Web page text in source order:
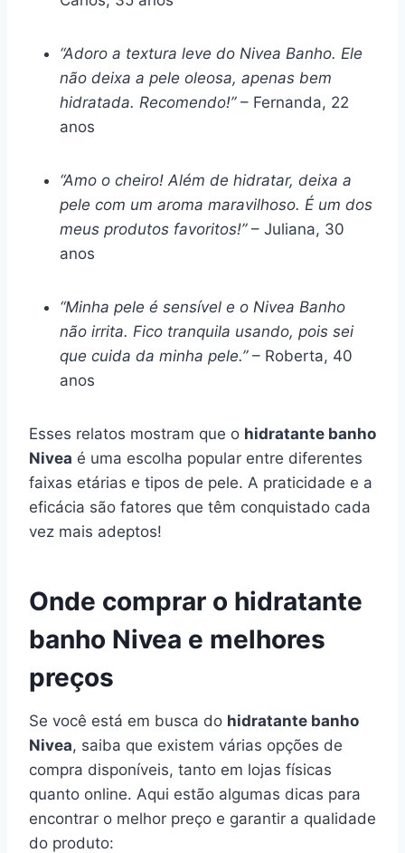
“Adoro a textura leve do Nivea Banho. Ele
não deixa a pele oleosa, apenas bem
hidratada. Recomendo!”– Fernanda, 22
anos
“Amo o cheiro! Além de hidratar, deixa a
pele com um aroma maravilhoso. É um dos
meus produtos favoritos!”– Juliana, 30
anos
“Minha pele é sensível e o Nivea Banho
não irrita. Fico tranquila usando, pois sei
que cuida da minha pele.” – Roberta, 40
anos
Esses relatos mostram que o hidratante banho
Nivea é uma escolha popular entre diferentes
faixas etárias e tipos de pele. A praticidade e a
eficácia são fatores que têm conquistado cada
vez mais adeptos!
Onde comprar o hidratante
banho Nivea e melhores
preços
Se você está em busca do hidratante banho
Nivea, saiba que existem várias opções de
compra disponíveis, tanto em lojas físicas
quanto online. Aqui estão algumas dicas para
encontrar o melhor preço e garantir a qualidade
do produto: